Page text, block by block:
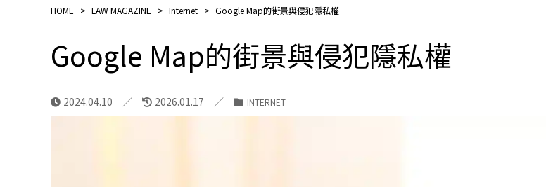
HOME > LAW MAGAZINE > Internet > Google Map的街景與侵犯隱私權
Google Map的街景與侵犯隱私權
2024.04.10 2026.01.17 INTERNET